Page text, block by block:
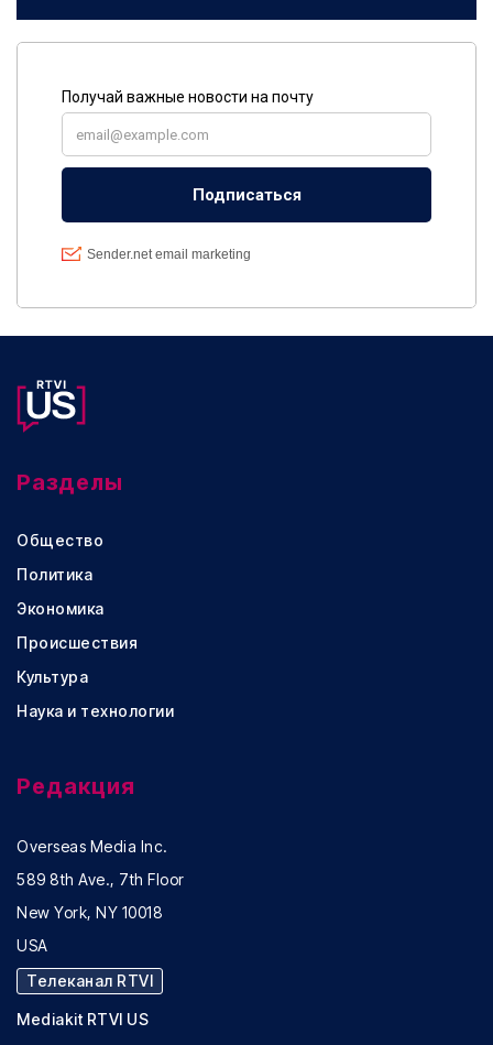
Разделы
Общество
Политика
Экономика
Происшествия
Культура
Наука и технологии
Редакция
Overseas Media Inc.
589 8th Ave., 7th Floor
New York, NY 10018
USA
Телеканал RTVI
Mediakit RTVI US